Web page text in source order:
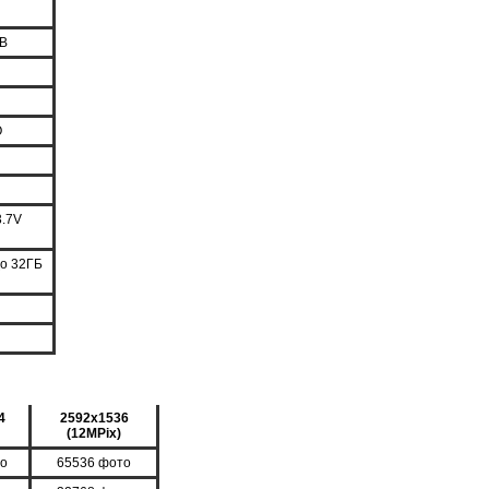
32ГБ
2592x1536
(12MPix)
65536 фото